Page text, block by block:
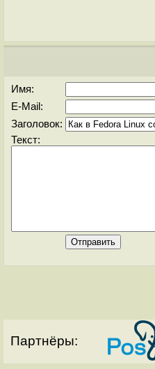
Имя:
E-Mail:
Заголовок:
Текст:
Партнёры: